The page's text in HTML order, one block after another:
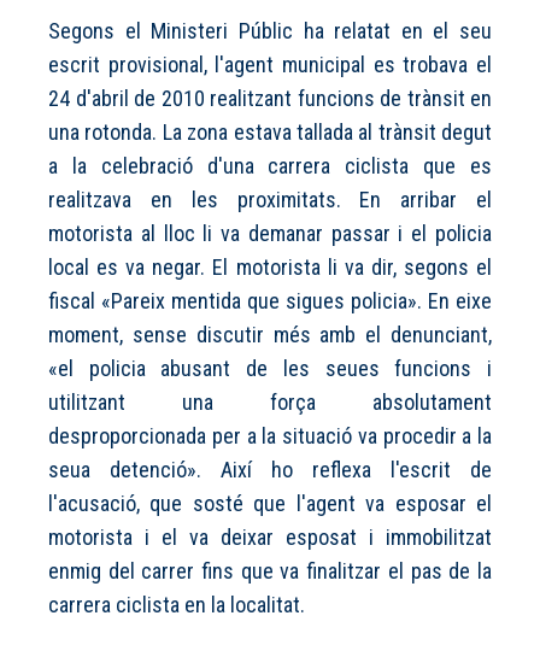
Segons el Ministeri Públic ha relatat en el seu
escrit provisional, l'agent municipal es trobava el
24 d'abril de 2010 realitzant funcions de trànsit en
una rotonda. La zona estava tallada al trànsit degut
a la celebració d'una carrera ciclista que es
realitzava en les proximitats. En arribar el
motorista al lloc li va demanar passar i el policia
local es va negar. El motorista li va dir, segons el
fiscal «Pareix mentida que sigues policia». En eixe
moment, sense discutir més amb el denunciant,
«el policia abusant de les seues funcions i
utilitzant una força absolutament
desproporcionada per a la situació va procedir a la
seua detenció». Així ho reflexa l'escrit de
l'acusació, que sosté que l'agent va esposar el
motorista i el va deixar esposat i immobilitzat
enmig del carrer fins que va finalitzar el pas de la
carrera ciclista en la localitat.